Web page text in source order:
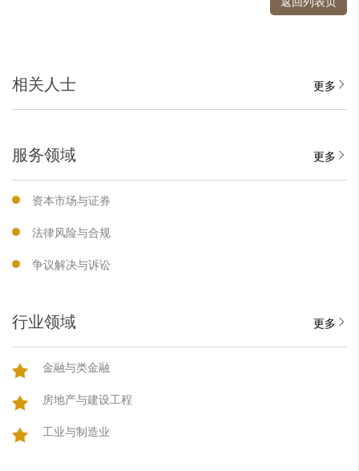
相关人士 更多
服务领域 更多
资本市场与证券
法律风险与合规
争议解决与诉讼
行业领域 更多
金融与类金融
房地产与建设工程
工业与制造业